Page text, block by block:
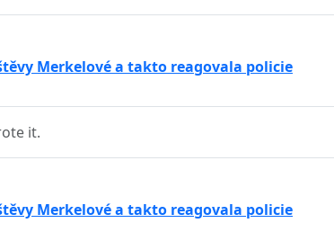
Merkelové a takto reagovala policie
it.
Merkelové a takto reagovala policie